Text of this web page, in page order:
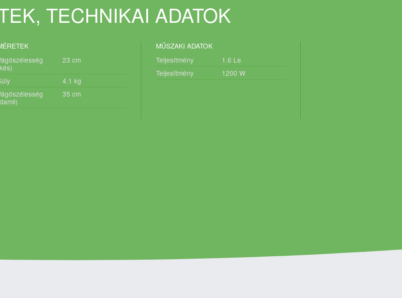
TECHNIKAI ADATOK
23cm
4.1kg
35cm
MŰSZAKI ADATOK
Teljesítmény
1.6 Le
Teljesítmény
1200 W